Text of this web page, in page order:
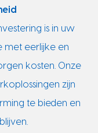
is in uw
met eerlijke en
kosten. Onze
zijn
te bieden en